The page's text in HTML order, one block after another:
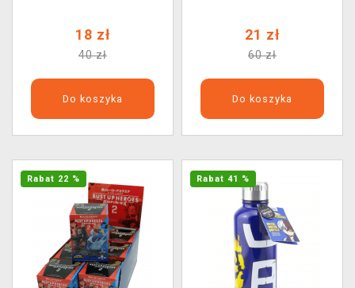
18 zł
40 zł
Do koszyka
21 zł
60 zł
Do koszyka
Rabat 22 % Rabat 41 %